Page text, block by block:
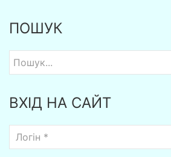
ПОШУК
ВХІД НА САЙТ